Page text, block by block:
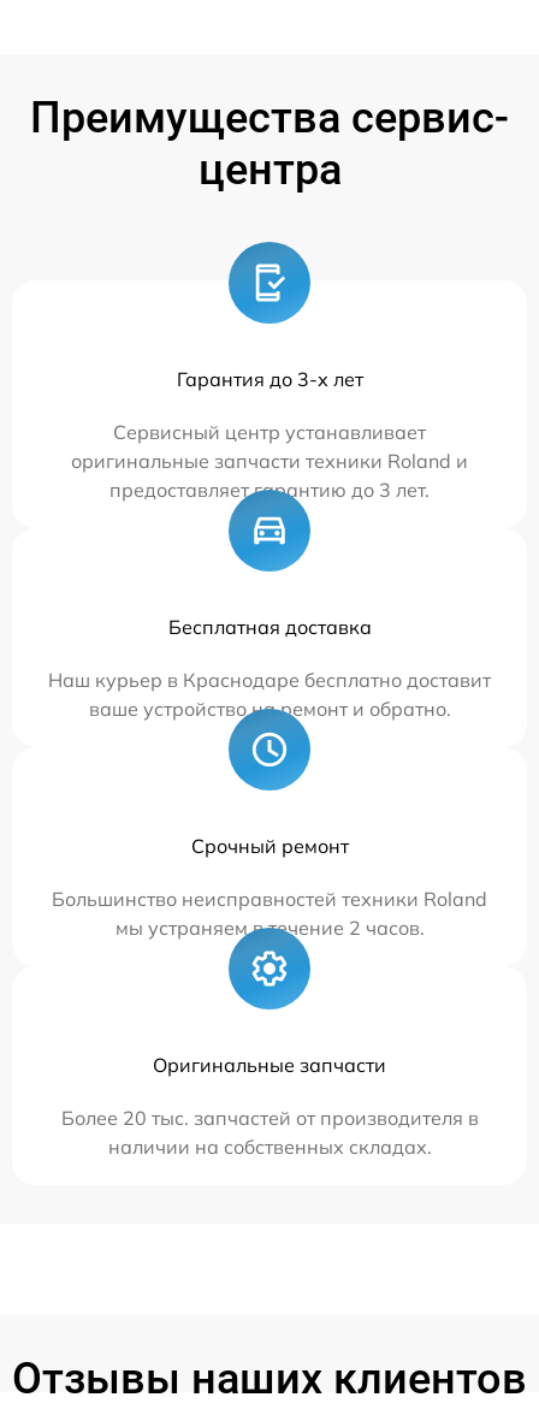
Преимущества сервис-
центра
Гарантия до 3-х лет
Сервисный центр устанавливает
оригинальные запчасти техники Roland и
предоставляет гарантию до 3 лет.
Бесплатная доставка
Наш курьер в Краснодаре бесплатно доставит
ваше устройство на ремонт и обратно.
Срочный ремонт
Большинство неисправностей техники Roland
мы устраняем в течение 2 часов.
Оригинальные запчасти
Более 20 тыс. запчастей от производителя в
наличии на собственных складах.
Отзывы наших клиентов